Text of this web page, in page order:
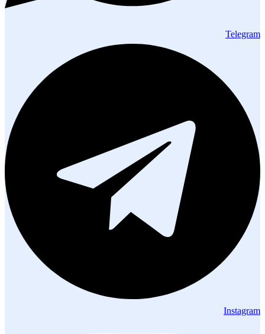
Telegram
Instagram